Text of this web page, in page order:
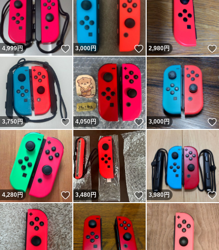
4,999円 いいね！
3,000円 いいね！
2,980円
3,750円 いいね！
4,050円 いいね！
3,000円
4,280円 いいね！
3,480円 いいね！
3,980円